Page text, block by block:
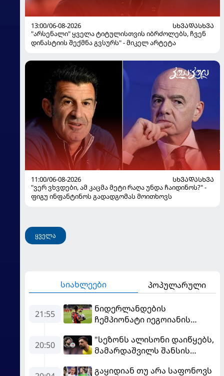
13:00/06-08-2026
ᲡᲮᲕᲐᲓᲐᲡᲮᲕᲐ
"არსენალი" ყველა ტიტულისთვის იბრძოლებს, ჩვენ
დინასტიის შექმნა გვსურს" - მიკელ არტეტა
11:00/06-08-2026
ᲡᲮᲕᲐᲓᲐᲡᲮᲕᲐ
"ვერ ვხვდები, ამ კაცმა მეტი რაღა უნდა ჩაიდინოს?" -
ფიგუ ინფანტინოს გადადგომას მოითხოვს
ყველა
სიახლეები პოპულარული
21:55
ნიდერლანდების
ჩემპიონატი იეგოიანის
MVP გახდა
20:50
"სეზონს ალისონი დაიწყებს,
მამარდაშვილს შანსის
მოთმინება სჭირდება,
გაყიდიან თუ არა საფონოვს